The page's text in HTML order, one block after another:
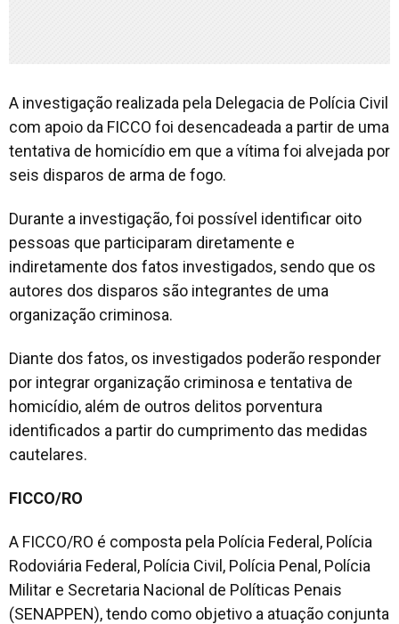
A investigação realizada pela Delegacia de Polícia Civil
com apoio da FICCO foi desencadeada a partir de uma
tentativa de homicídio em que a vítima foi alvejada por
seis disparos de arma de fogo.
Durante a investigação, foi possível identificar oito
pessoas que participaram diretamente e
indiretamente dos fatos investigados, sendo que os
autores dos disparos são integrantes de uma
organização criminosa.
Diante dos fatos, os investigados poderão responder
por integrar organização criminosa e tentativa de
homicídio, além de outros delitos porventura
identificados a partir do cumprimento das medidas
cautelares.
FICCO/RO
A FICCO/RO é composta pela Polícia Federal, Polícia
Rodoviária Federal, Polícia Civil, Polícia Penal, Polícia
Militar e Secretaria Nacional de Políticas Penais
(SENAPPEN), tendo como objetivo a atuação conjunta